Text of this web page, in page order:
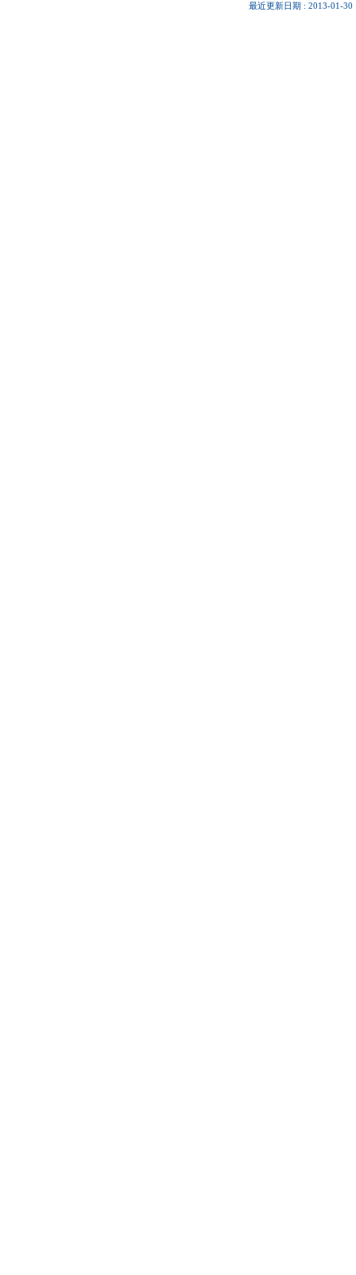
最近更新日期 : 2013-01-30